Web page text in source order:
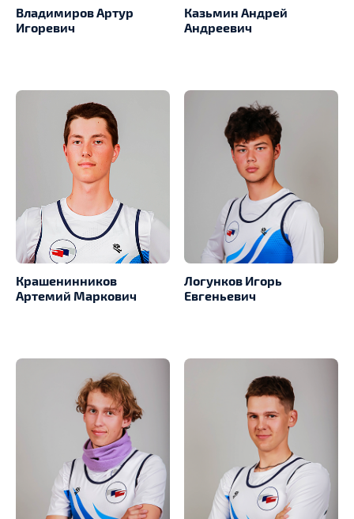
Владимиров Артур
Игоревич
Казьмин Андрей
Андреевич
Крашенинников
Артемий Маркович
Логунков Игорь
Евгеньевич